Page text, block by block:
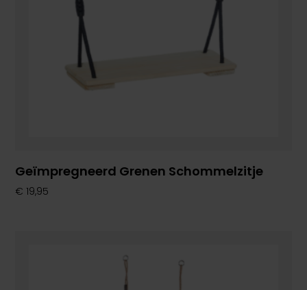
Geïmpregneerd Grenen Schommelzitje
€ 19,95